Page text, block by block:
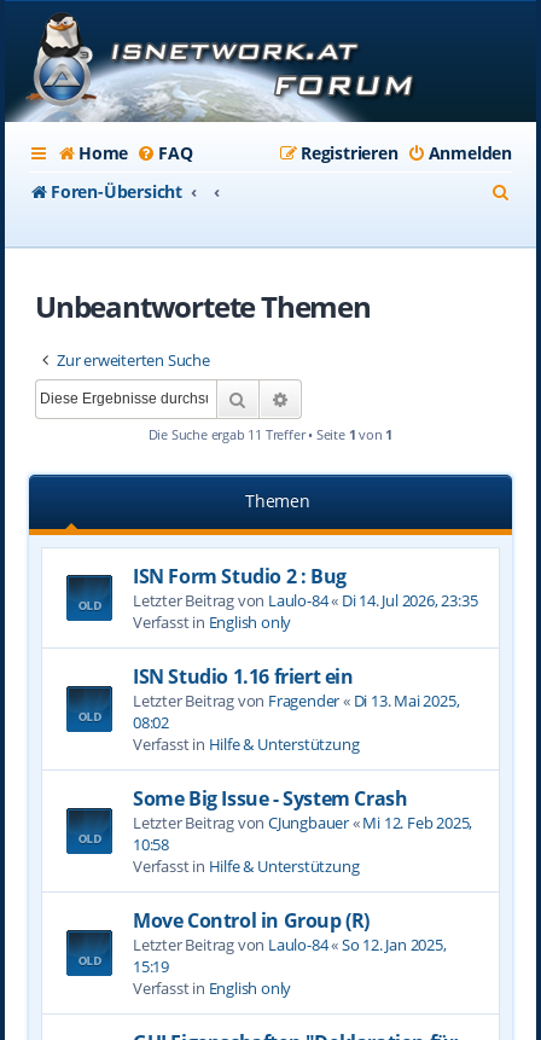
Home FAQ Anmelden
Registrieren
Foren-Übersicht
Unbeantwortete Themen
Zur erweiterten Suche
Suche
Die Suche ergab 11 Treffer • Seite 1 von 1
Themen
ISN Form Studio 2 : Bug
Letzter Beitrag von Laulo-84« Di 14. Jul 2026, 23:35
Verfasst in English only
ISN Studio 1.16 friert ein
Letzter Beitrag von Fragender« Di 13. Mai 2025,
08:02
Verfasst in Hilfe & Unterstützung
Some Big Issue - System Crash
Letzter Beitrag von CJungbauer«Mi 12. Feb 2025,
10:58
Verfasst in Hilfe & Unterstützung
Move Control in Group (R)
Letzter Beitrag von Laulo-84«So 12. Jan 2025,
15:19
Verfasst in English only